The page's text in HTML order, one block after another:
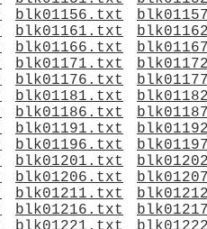
blk01156.txt
blk01161.txt
blk01166.txt
blk01171.txt
blk01176.txt
blk01181.txt
blk01186.txt
blk01191.txt
blk01196.txt
blk01201.txt
blk01206.txt
blk01211.txt
blk01216.txt